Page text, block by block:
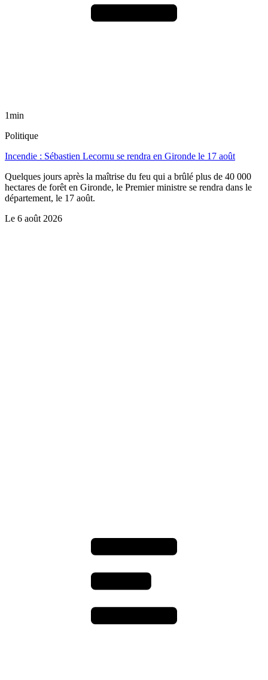
1min
Politique
Incendie : Sébastien Lecornu se rendra en Gironde le 17 août
Quelques jours après la maîtrise du feu qui a brûlé plus de 40 000
hectares de forêt en Gironde, le Premier ministre se rendra dans le
département, le 17 août.
Le 6 août 2026